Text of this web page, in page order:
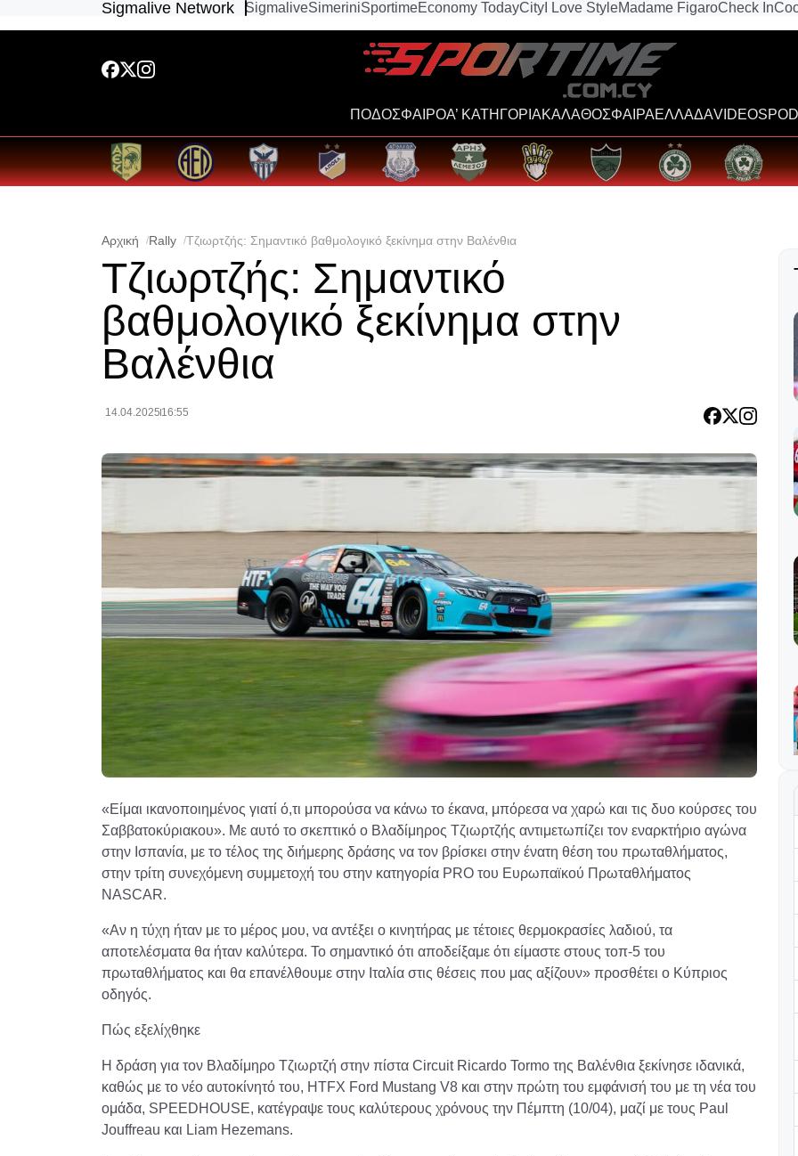
Sigmalive Network SigmaliveSimeriniSportimeEconomy TodayCity I Love StyleMadame FigaroCheck In
ΠΟΔΟΣΦΑΙΡΟΑ’ ΚΑΤΗΓΟΡΙΑΚΑΛΑΘΟΣΦΑΙΡΑΕΛΛΑΔΑVIDEOS
Αρχική Rally Τζιωρτζής: Σημαντικό βαθμολογικό ξεκίνημα στην Βαλένθια
Τζιωρτζής: Σημαντικό
βαθμολογικό ξεκίνημα στην
Βαλένθια
14.04.2025 16:55
«Είμαι ικανοποιημένος γιατί ό,τι μπορούσα να κάνω το έκανα, μπόρεσα να χαρώ και τις δυο κούρσες του
Σαββατοκύριακου». Με αυτό το σκεπτικό ο Βλαδίμηρος Τζιωρτζής αντιμετωπίζει τον εναρκτήριο αγώνα
στην Ισπανία, με το τέλος της διήμερης δράσης να τον βρίσκει στην ένατη θέση του πρωταθλήματος,
στην τρίτη συνεχόμενη συμμετοχή του στην κατηγορία PRO του Ευρωπαϊκού Πρωταθλήματος
NASCAR.
«Αν η τύχη ήταν με το μέρος μου, να αντέξει ο κινητήρας με τέτοιες θερμοκρασίες λαδιού, τα
αποτελέσματα θα ήταν καλύτερα. Το σημαντικό ότι αποδείξαμε ότι είμαστε στους τοπ-5 του
πρωταθλήματος και θα επανέλθουμε στην Ιταλία στις θέσεις που μας αξίζουν» προσθέτει ο Κύπριος
οδηγός.
Πώς εξελίχθηκε
Η δράση για τον Βλαδίμηρο Τζιωρτζή στην πίστα Circuit Ricardo Tormo της Βαλένθια ξεκίνησε ιδανικά,
καθώς με το νέο αυτοκίνητό του, HTFX Ford Mustang V8 και στην πρώτη του εμφάνισή του με τη νέα του
ομάδα, SPEEDHOUSE, κατέγραψε τους καλύτερους χρόνους την Πέμπτη (10/04), μαζί με τους Paul
Jouffreau και Liam Hezemans.